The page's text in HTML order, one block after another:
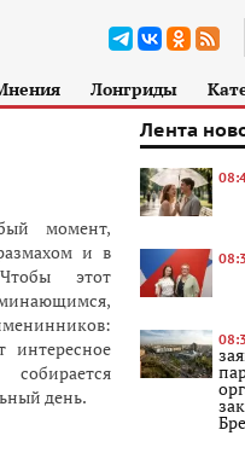
Лонгриды
момент,
и в
этот
интересное
день.
Лента